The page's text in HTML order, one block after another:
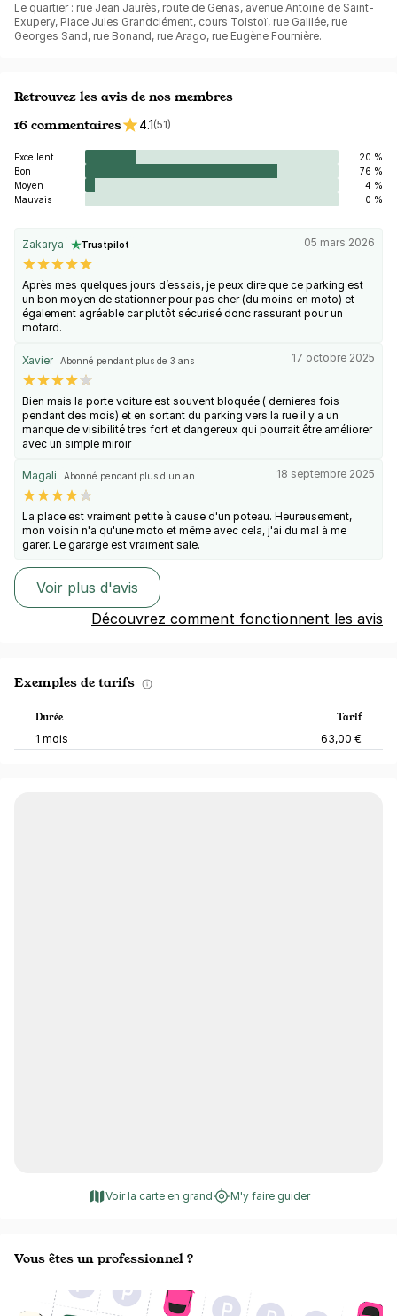
Le quartier : rue Jean Jaurès, route de Genas, avenue Antoine de Saint-
Exupery, Place Jules Grandclément, cours Tolstoï, rue Galilée, rue
Georges Sand, rue Bonand, rue Arago, rue Eugène Fournière.
Retrouvez les avis de nos membres
16 commentaires
4.1(51)
Excellent
20 %
Bon
76 %
Moyen
4 %
Mauvais
0 %
Zakarya Trustpilot 05 mars 2026
Après mes quelques jours d’essais, je peux dire que ce parking est
un bon moyen de stationner pour pas cher (du moins en moto) et
également agréable car plutôt sécurisé donc rassurant pour un
motard.
Xavier Abonné pendant plus de 3 ans 17 octobre 2025
Bien mais la porte voiture est souvent bloquée ( dernieres fois
pendant des mois) et en sortant du parking vers la rue il y a un
manque de visibilité tres fort et dangereux qui pourrait être améliorer
avec un simple miroir
Magali Abonné pendant plus d'un an 18 septembre 2025
La place est vraiment petite à cause d'un poteau. Heureusement,
mon voisin n'a qu'une moto et même avec cela, j'ai du mal à me
garer. Le gararge est vraiment sale.
Voir plus d'avis
Découvrez comment fonctionnent les avis
Exemples de tarifs
Durée Tarif
1 mois 63,00 €
Voir la carte en grand M'y faire guider
Vous êtes un professionnel ?